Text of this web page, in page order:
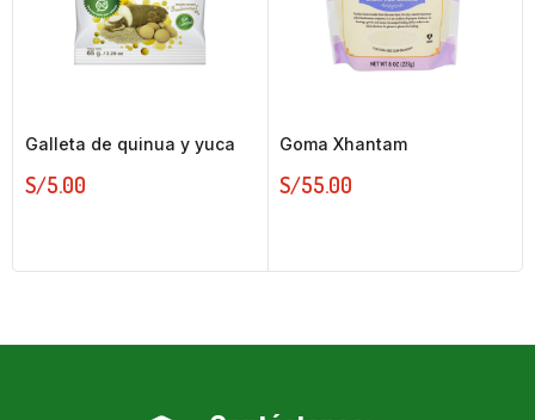
Galleta de quinua y yuca
S/5.00
Goma Xhantam
S/55.00